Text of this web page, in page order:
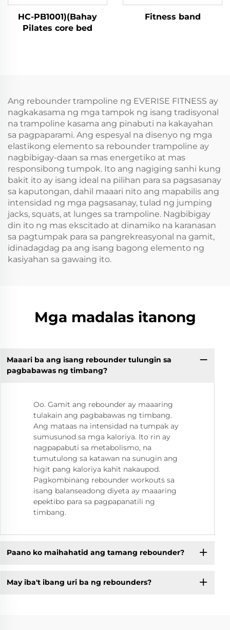
HC-PB1001)(Bahay
Pilates core bed
Fitness band
Ang rebounder trampoline ng EVERISE FITNESS ay
nagkakasama ng mga tampok ng isang tradisyonal
na trampoline kasama ang pinabuti na kakayahan
sa pagpaparami. Ang espesyal na disenyo ng mga
elastikong elemento sa rebounder trampoline ay
nagbibigay-daan sa mas energetiko at mas
responsibong tumpok. Ito ang nagiging sanhi kung
bakit ito ay isang ideal na pilihan para sa pagsasanay
sa kaputongan, dahil maaari nito ang mapabilis ang
intensidad ng mga pagsasanay, tulad ng jumping
jacks, squats, at lunges sa trampoline. Nagbibigay
din ito ng mas ekscitado at dinamiko na karanasan
sa pagtumpak para sa pangrekreasyonal na gamit,
idinadagdag pa ang isang bagong elemento ng
kasiyahan sa gawaing ito.
Mga madalas itanong
Maaari ba ang isang rebounder tulungin sa
pagbabawas ng timbang?
Oo. Gamit ang rebounder ay maaaring
tulakain ang pagbabawas ng timbang.
Ang mataas na intensidad na tumpak ay
sumusunod sa mga kaloriya. Ito rin ay
nagpapabuti sa metabolismo, na
tumutulong sa katawan na sunugin ang
higit pang kaloriya kahit nakaupod.
Pagkombinang rebounder workouts sa
isang balanseadong diyeta ay maaaring
epektibo para sa pagpapanatili ng
timbang.
Paano ko maihahatid ang tamang rebounder?
May iba't ibang uri ba ng rebounders?